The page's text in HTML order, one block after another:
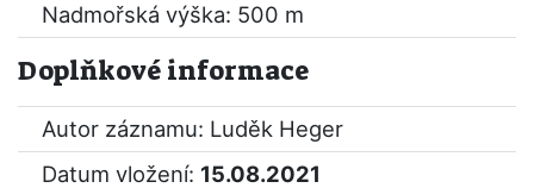
Nadmořská výška: 500 m
Doplňkové informace
Autor záznamu: Luděk Heger
Datum vložení: 15.08.2021